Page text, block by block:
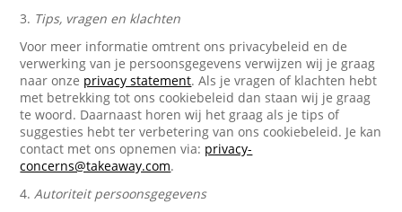
3. Tips, vragen en klachten
Voor meer informatie omtrent ons privacybeleid en de
verwerking van je persoonsgegevens verwijzen wij je graag
naar onze privacy statement. Als je vragen of klachten hebt
met betrekking tot ons cookiebeleid dan staan wij je graag
te woord. Daarnaast horen wij het graag als je tips of
suggesties hebt ter verbetering van ons cookiebeleid. Je kan
contact met ons opnemen via: privacy-
concerns@takeaway.com.
4.Autoriteit persoonsgegevens